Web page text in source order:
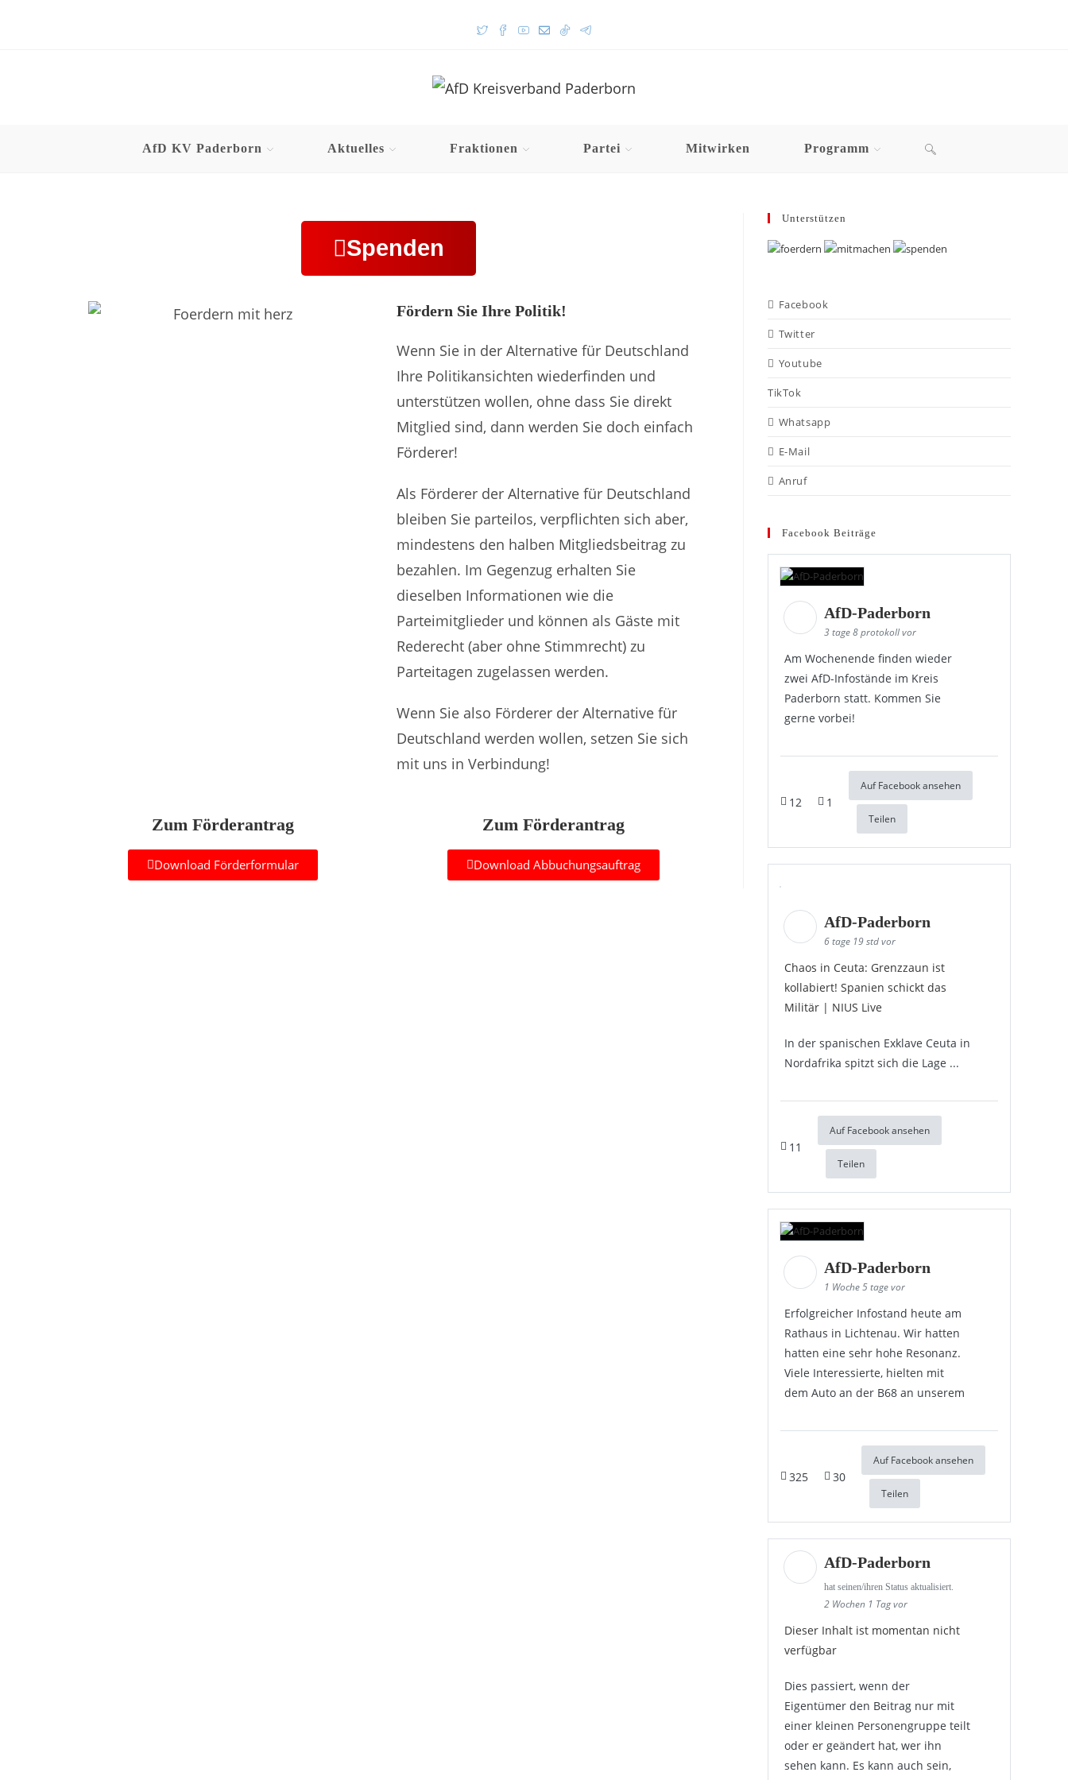
AfD KV Paderborn Aktuelles Fraktionen Partei Mitwirken Programm
Spenden
Fördern Sie Ihre Politik!
Wenn Sie in der Alternative für Deutschland
Ihre Politikansichten wiederfinden und
unterstützen wollen, ohne dass Sie direkt
Mitglied sind, dann werden Sie doch einfach
Förderer!
Als Förderer der Alternative für Deutschland
bleiben Sie parteilos, verpflichten sich aber,
mindestens den halben Mitgliedsbeitrag zu
bezahlen. Im Gegenzug erhalten Sie
dieselben Informationen wie die
Parteimitglieder und können als Gäste mit
Rederecht (aber ohne Stimmrecht) zu
Parteitagen zugelassen werden.
Wenn Sie also Förderer der Alternative für
Deutschland werden wollen, setzen Sie sich
mit uns in Verbindung!
Zum Förderantrag
Download Förderformular
Zum Förderantrag
Download Abbuchungsauftrag
Unterstützen
Facebook
Twitter
Youtube
TikTok
Whatsapp
E-Mail
Anruf
Facebook Beiträge
AfD-Paderborn
3 tage 8 protokoll vor
Am Wochenende finden wieder
zwei AfD-Infostände im Kreis
Paderborn statt. Kommen Sie
gerne vorbei!
12 1
Auf Facebook ansehen
Teilen
AfD-Paderborn
6 tage 19 std vor
Chaos in Ceuta: Grenzzaun ist
kollabiert! Spanien schickt das
Militär | NIUS Live
In der spanischen Exklave Ceuta in
Nordafrika spitzt sich die Lage ...
11
Auf Facebook ansehen
Teilen
AfD-Paderborn
1 Woche 5 tage vor
Erfolgreicher Infostand heute am
Rathaus in Lichtenau. Wir hatten
hatten eine sehr hohe Resonanz.
Viele Interessierte, hielten mit
dem Auto an der B68 an unserem
325 30
Auf Facebook ansehen
Teilen
AfD-Paderborn
hat seinen/ihren Status aktualisiert.
2 Wochen 1 Tag vor
Dieser Inhalt ist momentan nicht
verfügbar
Dies passiert, wenn der
Eigentümer den Beitrag nur mit
einer kleinen Personengruppe teilt
oder er geändert hat, wer ihn
sehen kann. Es kann auch sein,